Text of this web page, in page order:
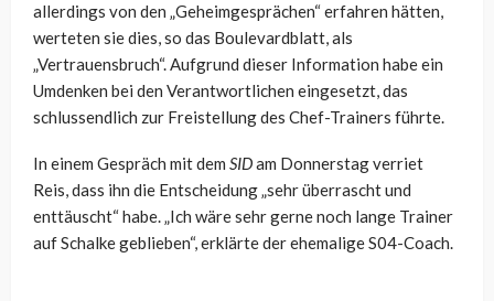
allerdings von den „Geheimgesprächen“ erfahren hätten,
werteten sie dies, so das Boulevardblatt, als
„Vertrauensbruch“. Aufgrund dieser Information habe ein
Umdenken bei den Verantwortlichen eingesetzt, das
schlussendlich zur Freistellung des Chef-Trainers führte.
In einem Gespräch mit dem SIDam Donnerstag verriet
Reis, dass ihn die Entscheidung „sehr überrascht und
enttäuscht“ habe. „Ich wäre sehr gerne noch lange Trainer
auf Schalke geblieben“, erklärte der ehemalige S04-Coach.